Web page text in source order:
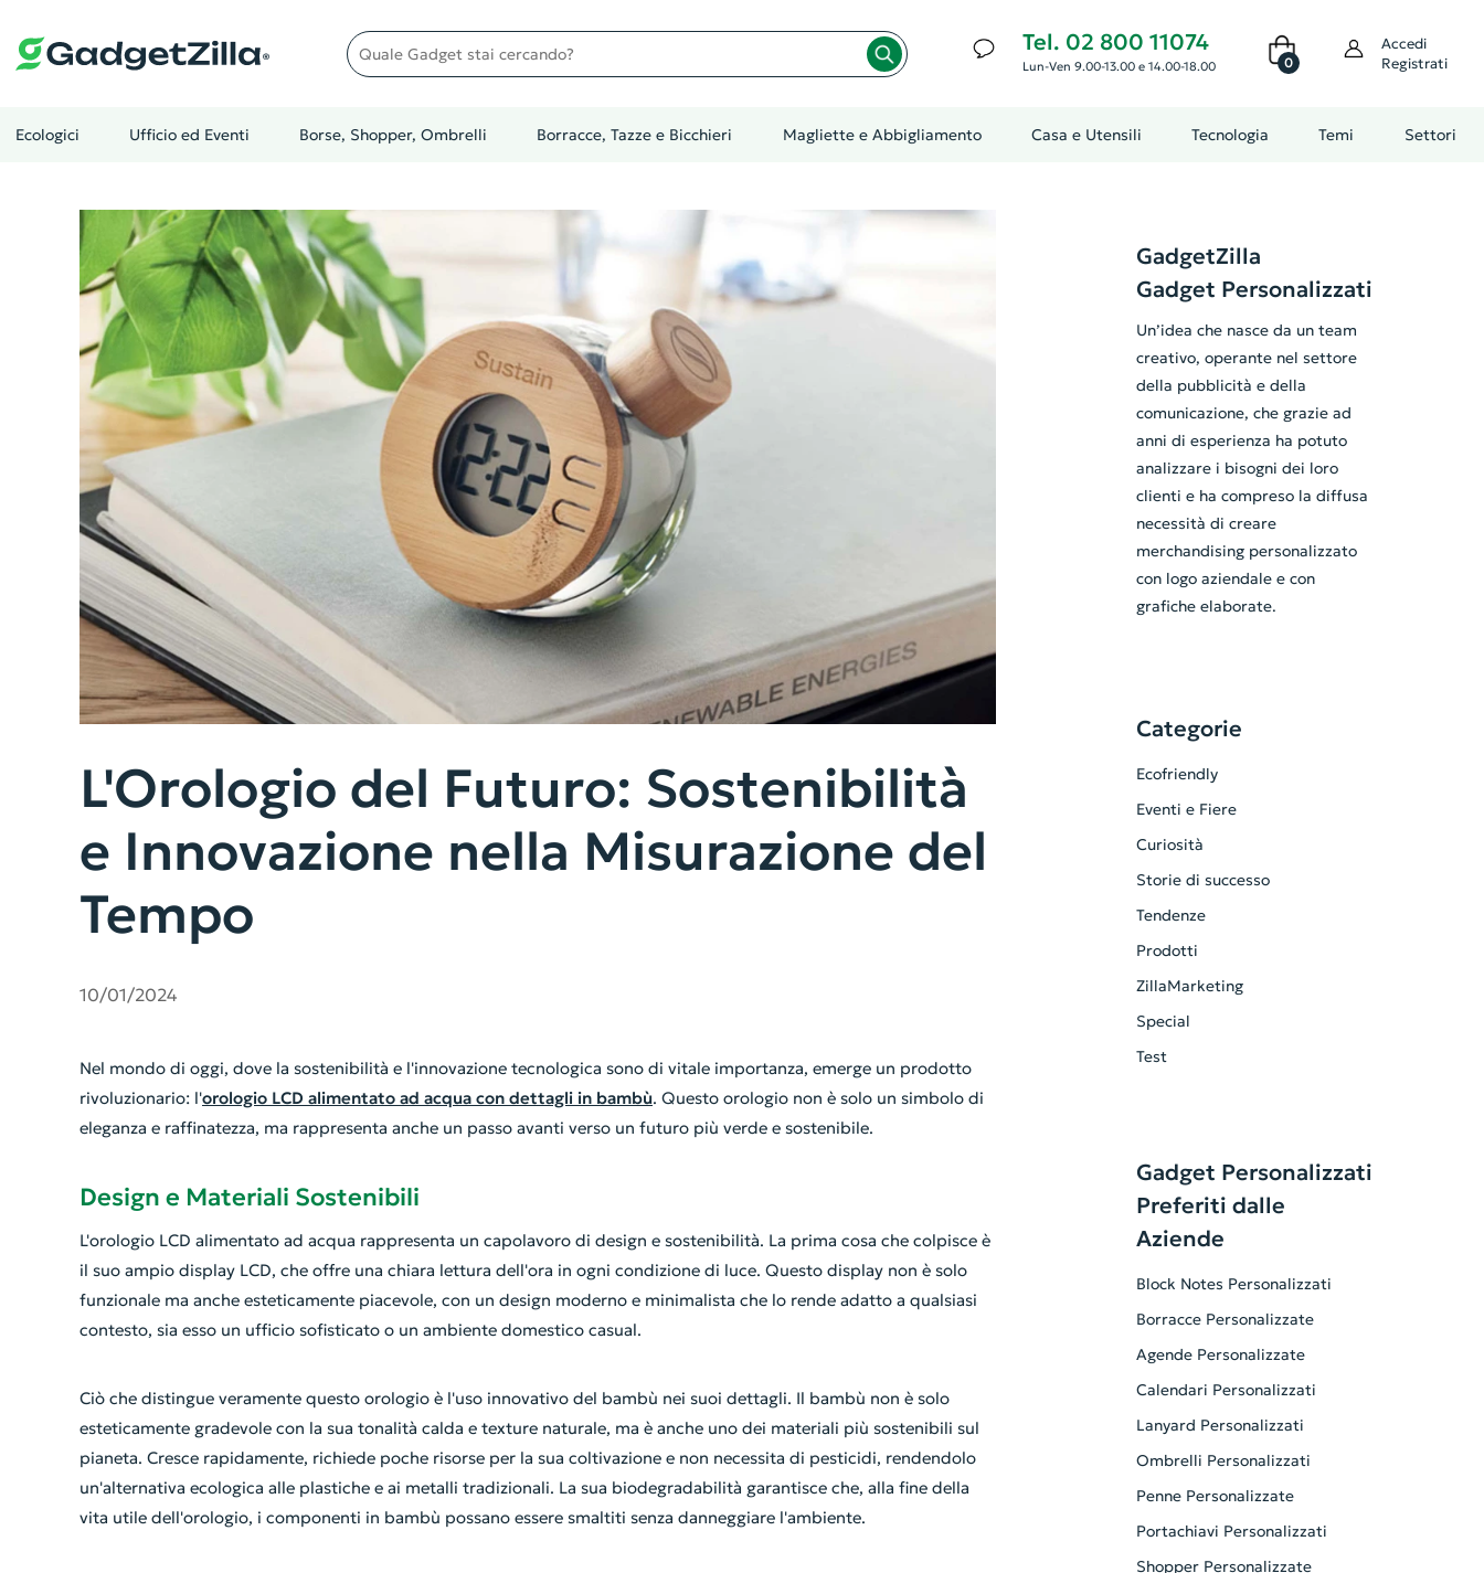
Quale gadget stai cercando? Tel. 02 800 11074
Lun-Ven 9.00-13.00 e 14.00-18.00 0
Accedi
Registrati
Ecologici Ufficio ed Eventi Borse, Shopper, Ombrelli Borracce, Tazze e Bicchieri Magliette e Abbigliamento Casa e Utensili Tecnologia Temi Settori
L'Orologio del Futuro: Sostenibilità
e Innovazione nella Misurazione del
Tempo
10/01/2024
Nel mondo di oggi, dove la sostenibilità e l'innovazione tecnologica sono di vitale importanza, emerge un prodotto
rivoluzionario: l'orologio LCD alimentato ad acqua con dettagli in bambù. Questo orologio non è solo un simbolo di
eleganza e raffinatezza, ma rappresenta anche un passo avanti verso un futuro più verde e sostenibile.
Design e Materiali Sostenibili
L'orologio LCD alimentato ad acqua rappresenta un capolavoro di design e sostenibilità. La prima cosa che colpisce è
il suo ampio display LCD, che offre una chiara lettura dell'ora in ogni condizione di luce. Questo display non è solo
funzionale ma anche esteticamente piacevole, con un design moderno e minimalista che lo rende adatto a qualsiasi
contesto, sia esso un ufficio sofisticato o un ambiente domestico casual.
Ciò che distingue veramente questo orologio è l'uso innovativo del bambù nei suoi dettagli. Il bambù non è solo
esteticamente gradevole con la sua tonalità calda e texture naturale, ma è anche uno dei materiali più sostenibili sul
pianeta. Cresce rapidamente, richiede poche risorse per la sua coltivazione e non necessita di pesticidi, rendendolo
un'alternativa ecologica alle plastiche e ai metalli tradizionali. La sua biodegradabilità garantisce che, alla fine della
vita utile dell'orologio, i componenti in bambù possano essere smaltiti senza danneggiare l'ambiente.
GadgetZilla
Gadget Personalizzati
Un’idea che nasce da un team
creativo, operante nel settore
della pubblicità e della
comunicazione, che grazie ad
anni di esperienza ha potuto
analizzare i bisogni dei loro
clienti e ha compreso la diffusa
necessità di creare
merchandising personalizzato
con logo aziendale e con
grafiche elaborate.
Categorie
Ecofriendly
Eventi e Fiere
Curiosità
Storie di successo
Tendenze
Prodotti
ZillaMarketing
Special
Test
Gadget Personalizzati
Preferiti dalle
Aziende
Block Notes Personalizzati
Borracce Personalizzate
Agende Personalizzate
Calendari Personalizzati
Lanyard Personalizzati
Ombrelli Personalizzati
Penne Personalizzate
Portachiavi Personalizzati
Shopper Personalizzate